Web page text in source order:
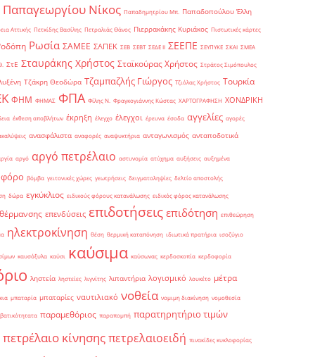
Παπαγεωργίου Νίκος Παπαδημητρίου Μπ. Παπαδοπούλου Έλλη
Αττικής Πετκίδης Βασίλης Πετραλιάς Θάνος Πιερρακάκης Κυριάκος Πιστωτικές κάρτες
Ρωσία ΣΑΜΕΕ ΣΑΠΕΚ ΣΕΒ ΣΕΒΤ ΣΕΔΕ ΙΙ ΣΕΕΠΕ ΣΕΥΠΥΚΕ ΣΚΑΙ ΣΜΕΑ
ΣτΕ Σταυράκης Χρήστος Σταϊκούρας Χρήστος Στράτος Σιμόπουλος
Τζάκρη Θεοδώρα Τζαμπαζλής Γιώργος Τζιόλας Χρήστος Τουρκία
ΦΗΜ ΦΗΜΑΣ ΦΠΑ Φίλης Ν. Φραγκογιάννης Κώστας ΧΑΡΤΟΓΡΑΦΗΣΗ ΧΟΝΔΡΙΚΗ
έκθεση αποβλήτων έκρηξη έλεγχο έλεγχοι έρευνα έσοδα αγγελίες αγορές
ανασφάλιστα αναφορές αναψυκτήρια ανταγωνισμός ανταποδοτικά
αργό αργό πετρέλαιο αστυνομία ατύχημα αυξήσεις αυξημένα
βόμβα γειτονικές χώρες γεωτρήσεις δειγματοληψίες δελτίο αποστολής
δώρα εγκύκλιος ειδικούς φόρους κατανάλωσης ειδικός φόρος κατανάλωσης
επενδύσεις επιδοτήσεις επιδότηση επιθεώρηση
ηλεκτροκίνηση θέση θερμική καταπόνηση ιδιωτικά πρατήρια ισοζύγιο
καυσόξυλα καύσι καύσιμα καύσωνας κερδοσκοπία κερδοφορία
ληστεία ληστείες λιγνίτης λιπαντήρια λογισμικό λουκέτο μέτρα
μπαταρία μπαταρίες ναυτιλιακό νοθεία νομιμη διακίνηση νομοθεσία
παραμεθόριος παραπομπή παρατηρητήριο τιμών
πετρέλαιο κίνησηςπετρελαιοειδή πινακίδες κυκλοφορίας